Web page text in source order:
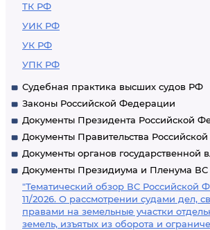
ТК РФ
УИК РФ
УК РФ
УПК РФ
Судебная практика высших судов РФ
Законы Российской Федерации
Документы Президента Российской
Документы Правительства
Документы органов государственной
Документы Президиума и Пленума
"Тематический обзор ВС Российской
11/2026. О рассмотрении судами дел,
правами на земельные участки
земель, изъятых из оборота и